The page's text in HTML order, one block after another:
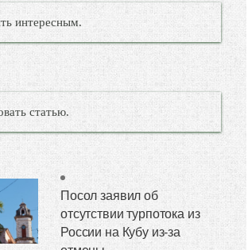
интересным.
статью.
Посол заявил об
отсутствии турпотока из
России на Кубу из-за